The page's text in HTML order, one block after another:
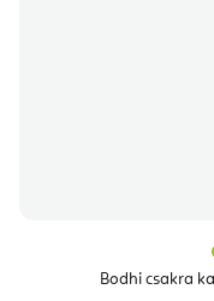
Bodhi csakra